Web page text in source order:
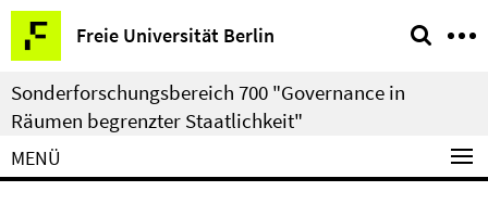
Springe
direkt
zu
Inhalt
Freie Universität Berlin
Service-
Navigation
Sonderforschungsbereich 700 "Governance in
Räumen begrenzter Staatlichkeit"
MENÜ